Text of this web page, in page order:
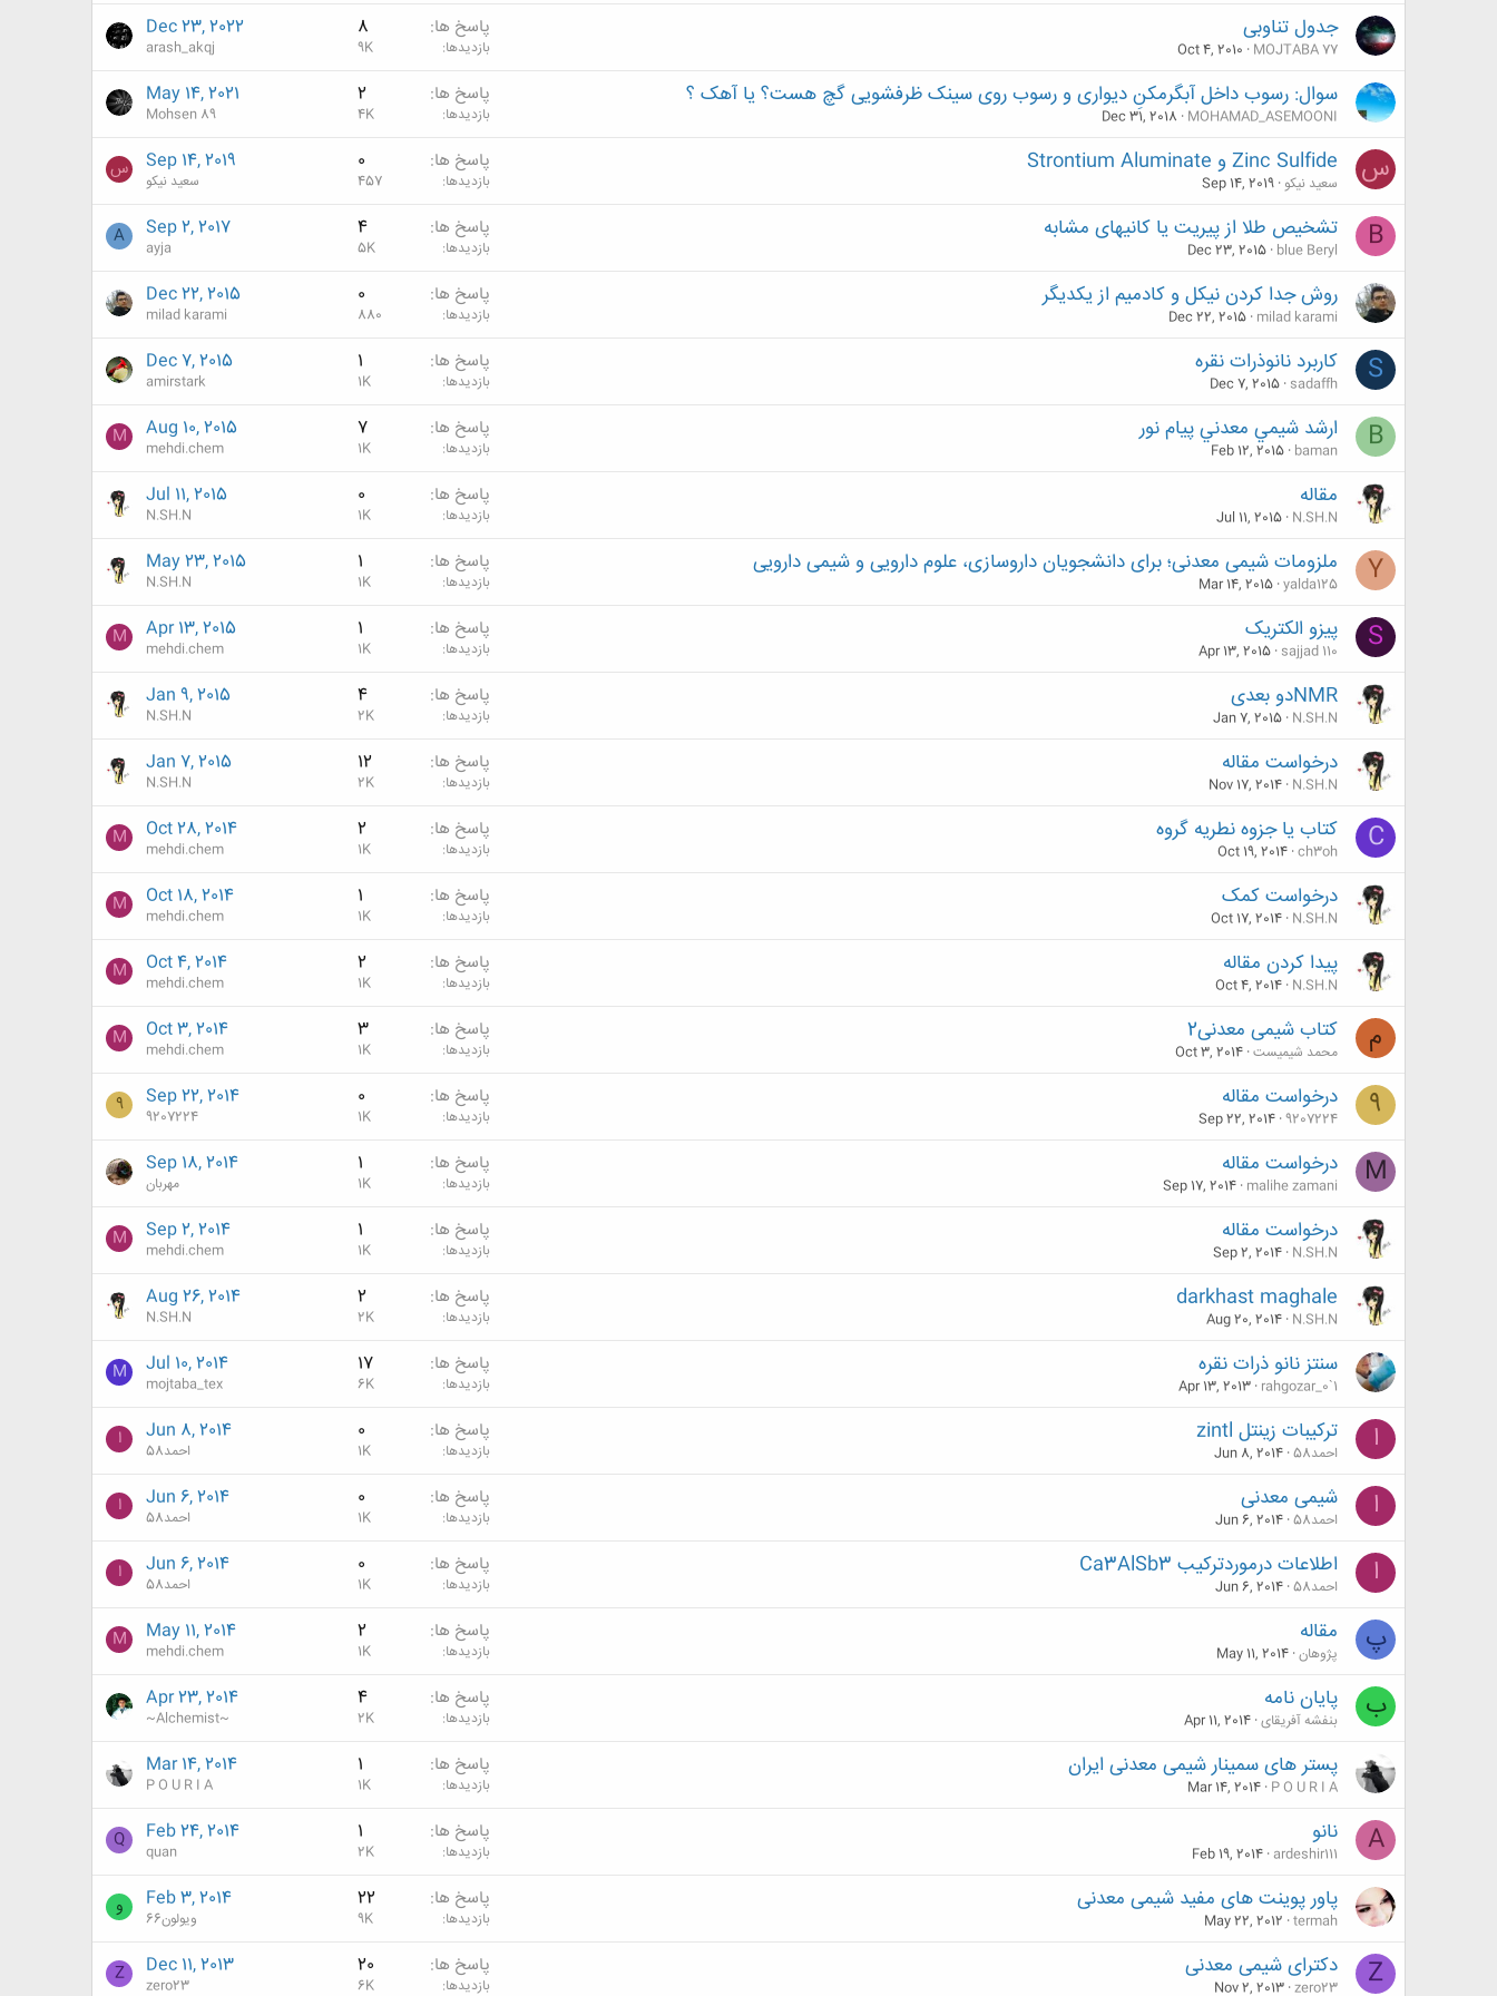
جدول تناوبی
MOJTABA 77
Oct 4, 2010
پاسخ ها 8
بازدیدها 9K
Dec 23, 2022
arash_akqj
سوال: رسوب داخل آبگرمکنِ دیواری و رسوب روی سینک ظرفشویی گچ هست؟ یا آهک ؟
MOHAMAD_ASEMOONI
Dec 31, 2018
پاسخ ها 2
بازدیدها 4K
May 14, 2021
Mohsen 89
س Zinc Sulfide و Strontium Aluminate
سعید نیکو Sep 14, 2019
پاسخ ها 0
بازدیدها 457
Sep 14, 2019
سعید نیکو س
B تشخیص طلا از پیریت یا کانیهای مشابه
blue Beryl
Dec 23, 2015
پاسخ ها 4
بازدیدها 5K
Sep 2, 2017
ayja
A
روش جدا کردن نیکل و کادمیم از یکدیگر
milad karami
Dec 22, 2015
پاسخ ها 0
بازدیدها 880
Dec 22, 2015
milad karami
S کاربرد نانوذرات نقره
sadaffh
Dec 7, 2015
پاسخ ها 1
بازدیدها 1K
Dec 7, 2015
amirstark
B ارشد شيمي معدني پيام نور
baman
Feb 12, 2015
پاسخ ها 7
بازدیدها 1K
Aug 10, 2015
mehdi.chem
M
مقاله
N.SH.N
Jul 11, 2015
پاسخ ها 0
بازدیدها 1K
Jul 11, 2015
N.SH.N
Y ملزومات شیمی معدنی؛ برای دانشجویان داروسازی، علوم دارویی و شیمی دارویی
yalda125
Mar 14, 2015
پاسخ ها 1
بازدیدها 1K
May 23, 2015
N.SH.N
S پیزو الکتریک
sajjad 110
Apr 13, 2015
پاسخ ها 1
بازدیدها 1K
Apr 13, 2015
mehdi.chem
M
NMRدو بعدی
N.SH.N
Jan 7, 2015
پاسخ ها 4
بازدیدها 2K
Jan 9, 2015
N.SH.N
درخواست مقاله
N.SH.N
Nov 17, 2014
پاسخ ها 12
بازدیدها 2K
Jan 7, 2015
N.SH.N
C کتاب یا جزوه نطریه گروه
ch3oh
Oct 19, 2014
پاسخ ها 2
بازدیدها 1K
Oct 28, 2014
mehdi.chem
M
درخواست کمک
N.SH.N
Oct 17, 2014
پاسخ ها 1
بازدیدها 1K
Oct 18, 2014
mehdi.chem
M
پیدا کردن مقاله
N.SH.N
Oct 4, 2014
پاسخ ها 2
بازدیدها 1K
Oct 4, 2014
mehdi.chem
M
م کتاب شیمی معدنی2
محمد شیمیست Oct 3, 2014
پاسخ ها 3
بازدیدها 1K
Oct 3, 2014
mehdi.chem
M
9 درخواست مقاله
9207224
Sep 22, 2014
پاسخ ها 0
بازدیدها 1K
Sep 22, 2014
9207224
9
M درخواست مقاله
malihe zamani
Sep 17, 2014
پاسخ ها 1
بازدیدها 1K
Sep 18, 2014
مهربان
درخواست مقاله
N.SH.N
Sep 2, 2014
پاسخ ها 1
بازدیدها 1K
Sep 2, 2014
mehdi.chem
M
darkhast maghale
N.SH.N
Aug 20, 2014
پاسخ ها 2
بازدیدها 2K
Aug 26, 2014
N.SH.N
سنتز نانو ذرات نقره
rahgozar_0`1
Apr 13, 2013
پاسخ ها 17
بازدیدها 6K
Jul 10, 2014
mojtaba_tex
M
ا ترکیبات زینتل zintl
احمد58 Jun 8, 2014
پاسخ ها 0
بازدیدها 1K
Jun 8, 2014
احمد58 ا
ا شیمی معدنی
احمد58 Jun 6, 2014
پاسخ ها 0
بازدیدها 1K
Jun 6, 2014
احمد58 ا
ا اطلاعات درموردترکیب Ca3AlSb3
احمد58 Jun 6, 2014
پاسخ ها 0
بازدیدها 1K
Jun 6, 2014
احمد58 ا
پ مقاله
پژوهان May 11, 2014
پاسخ ها 2
بازدیدها 1K
May 11, 2014
mehdi.chem
M
ب پایان نامه
بنفشه آفریقای Apr 11, 2014
پاسخ ها 4
بازدیدها 2K
Apr 23, 2014
~Alchemist~
پستر های سمینار شیمی معدنی ایران
P O U R I A
Mar 14, 2014
پاسخ ها 1
بازدیدها 1K
Mar 14, 2014
P O U R I A
A نانو
ardeshir111
Feb 19, 2014
پاسخ ها 1
بازدیدها 2K
Feb 24, 2014
quan
Q
پاور پوینت های مفید شیمی معدنی
termah
May 22, 2012
پاسخ ها 22
بازدیدها 9K
Feb 3, 2014
ویولون66 و
Z دکترای شیمی معدنی
zero23
Nov 2, 2013
پاسخ ها 20
بازدیدها 6K
Dec 11, 2013
zero23
Z